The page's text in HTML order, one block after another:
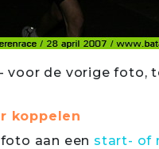
voor de vorige foto,
koppelen
aan een start- of